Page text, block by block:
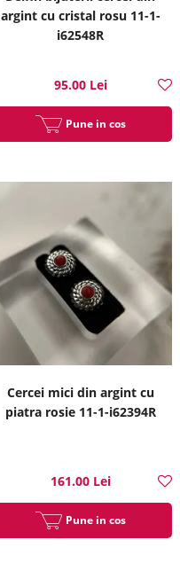
argint cu cristal rosu 11-1-
i62548R
95.00 Lei
Pune in cos
Cercei mici din argint cu
piatra rosie 11-1-i62394R
161.00 Lei
Pune in cos